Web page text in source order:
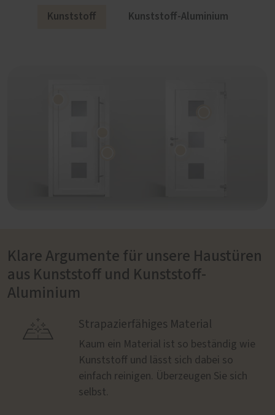
Kunststoff Kunststoff-Aluminium
Klare Argumente für unsere Haustüren
aus Kunststoff und Kunststoff-
Aluminium
 Strapazierfähiges Material
Kaum ein Material ist so beständig wie
Kunststoff und lässt sich dabei so
einfach reinigen. Überzeugen Sie sich
selbst.